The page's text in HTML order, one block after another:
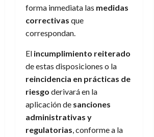
forma inmediata las medidas
correctivas que
correspondan.
El incumplimiento reiterado
de estas disposiciones o la
reincidencia en prácticas de
riesgo derivará en la
aplicación de sanciones
administrativas y
regulatorias, conforme a la